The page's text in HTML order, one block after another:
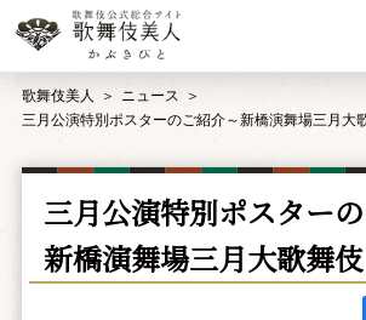
歌舞伎美人
ニュース
三月公演特別ポスターのご紹介～新橋演舞場三月大
三月公演特別ポスター
新橋演舞場三月大歌舞伎